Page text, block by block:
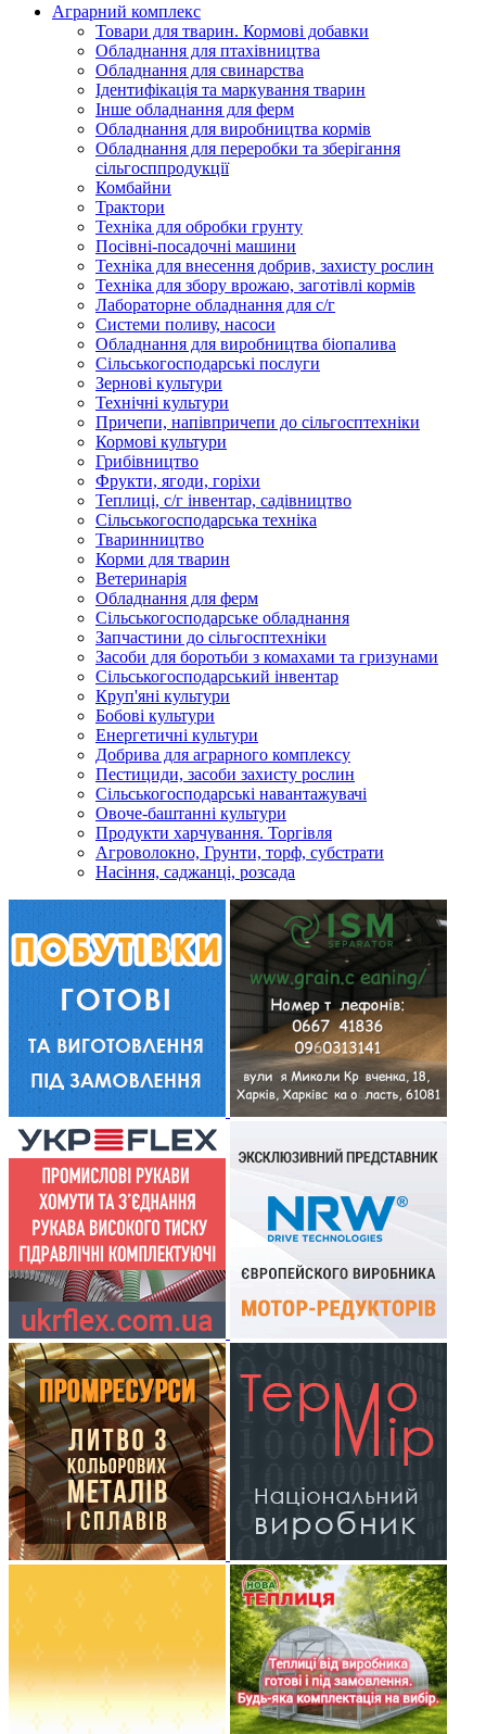
Аграрний комплекс
Товари для тварин. Кормові добавки
Обладнання для птахівництва
Обладнання для свинарства
Ідентифікація та маркування тварин
Інше обладнання для ферм
Обладнання для виробництва кормів
Обладнання для переробки та зберігання
сільгосппродукції
Комбайни
Трактори
Техніка для обробки грунту
Посівні-посадочні машини
Техніка для внесення добрив, захисту рослин
Техніка для збору врожаю, заготівлі кормів
Лабораторне обладнання для с/г
Системи поливу, насоси
Обладнання для виробництва біопалива
Сільськогосподарські послуги
Зернові культури
Технічні культури
Причепи, напівпричепи до сільгосптехніки
Кормові культури
Грибівництво
Фрукти, ягоди, горіхи
Теплиці, с/г інвентар, садівництво
Сільськогосподарська техніка
Тваринництво
Корми для тварин
Ветеринарія
Обладнання для ферм
Сільськогосподарське обладнання
Запчастини до сільгосптехніки
Засоби для боротьби з комахами та гризунами
Сільськогосподарський інвентар
Круп'яні культури
Бобові культури
Енергетичні культури
Добрива для аграрного комплексу
Пестициди, засоби захисту рослин
Сільськогосподарські навантажувачі
Овоче-баштанні культури
Продукти харчування. Торгівля
Агроволокно, Грунти, торф, субстрати
Насіння, саджанці, розсада